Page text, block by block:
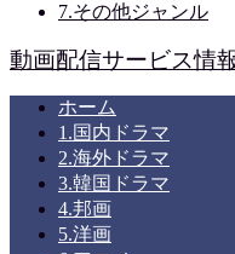
7.その他ジャンル
動画配信サービス情
ホーム
1.国内ドラマ
2.海外ドラマ
3.韓国ドラマ
4.邦画
5.洋画